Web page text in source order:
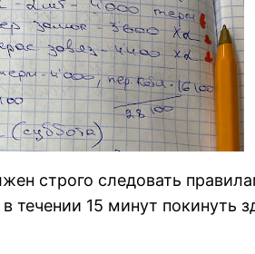
строго следовать
15 минут покинуть